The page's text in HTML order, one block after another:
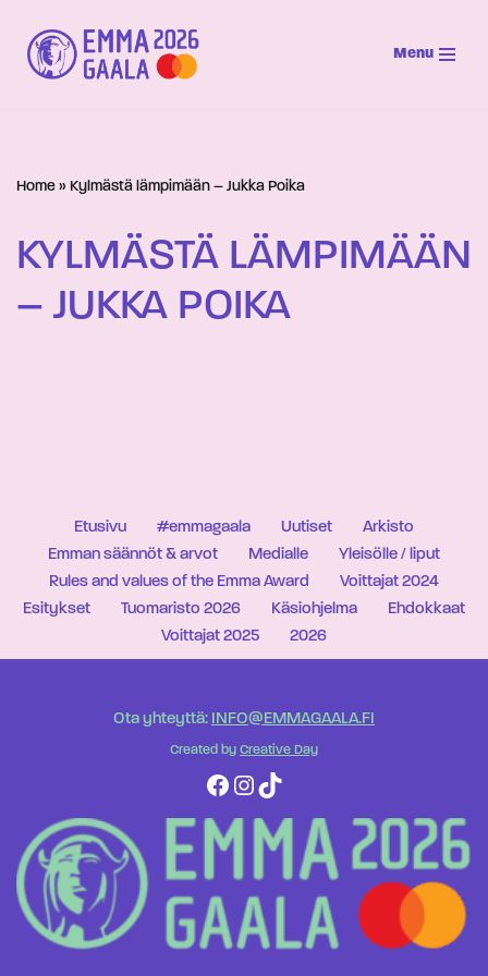
Siirry
suoraan
Menu
Home » Kylmästä lämpimään – Jukka Poika
KYLMÄSTÄ LÄMPIMÄÄN
– JUKKA POIKA
Etusivu #emmagaala Uutiset
Arkisto
Emman säännöt & arvot
Medialle
Yleisölle / liput
Rules and values of the Emma Award
Voittajat 2024
Esitykset
Tuomaristo 2026 Käsiohjelma
Ehdokkaat
Voittajat 2025
2026
Ota yhteyttä: INFO@EMMAGAALA.FI
Created by Creative Day